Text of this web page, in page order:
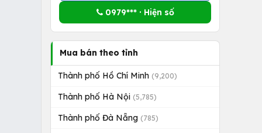
0979*** · Hiện số
Mua bán theo tỉnh
Thành phố Hồ Chí Minh (9,200)
Thành phố Hà Nội (5,785)
Thành phố Đà Nẵng (785)